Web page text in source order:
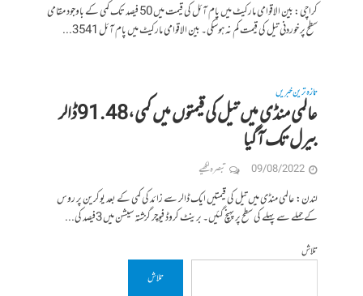
کراچی: بین الاقوامی مارکیٹ میں پام آئل کی قیمت میں 50 فیصد تک کمی کے باوجود مقامی
سطح پر خوردنی تیل کی قیمت کم نہ ہوسکی۔ بین الاقوامی مارکیٹ میں پام آئل 3541...
تازہ ترین خبریں
عالمی منڈی میں تیل کی قیمتوں میں کمی،91.48ڈالر
بیرل تک آگیا
09/08/2022 تبصرہ لکھیے
لندن: عالمی منڈی میں تیل کی قیمتیں ایک ڈالر سے زائد کی کمی کے بعد یوکرین پر روس
کے حملے سے پہلے کی سطح پر پہنچ گئیں۔ برینٹ کروڈ فیوچر گزشتہ سیشن میں 3فیصد کی...
تلاش
تلاش